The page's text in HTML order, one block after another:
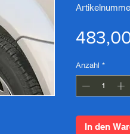
Anzahl *
In den